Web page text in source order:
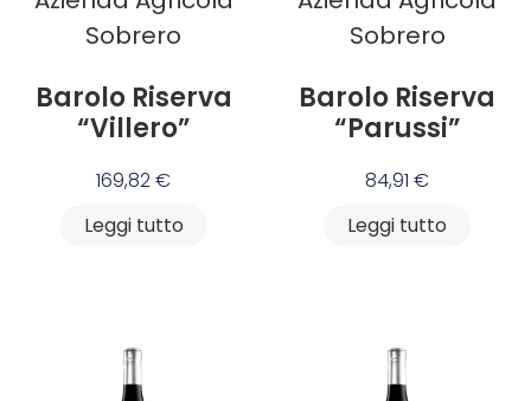
Sobrero
Barolo Riserva
“Villero”
169,82€
Leggi tutto
Sobrero
Barolo Riserva
“Parussi”
84,91€
Leggi tutto